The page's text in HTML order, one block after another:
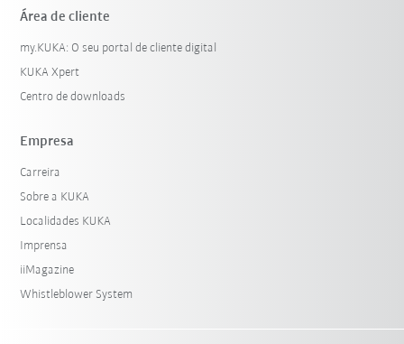
Área de cliente
my.KUKA: O seu portal de cliente digital
KUKA Xpert
Centro de downloads
Empresa
Carreira
Sobre a KUKA
Localidades KUKA
Imprensa
iiMagazine
Whistleblower System